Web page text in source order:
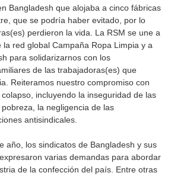
Bangladesh que alojaba a cinco fábricas
que se podría haber evitado, por lo
perdieron la vida. La RSM se une a
red global Campaña Ropa Limpia y a
para solidarizarnos con los
de las trabajadoras(es) que
Reiteramos nuestro compromiso con
incluyendo la inseguridad de las
la negligencia de las
antisindicales.
año, los sindicatos de Bangladesh y sus
varias demandas para abordar
de la confección del país. Entre otras